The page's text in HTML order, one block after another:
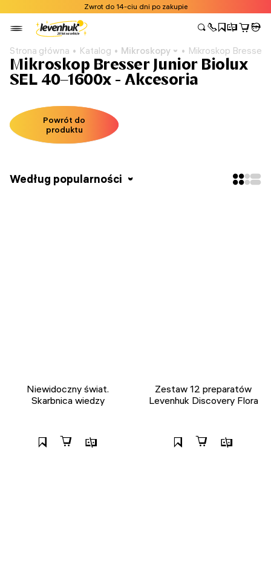
Zwrot do 14-ciu dni po zakupie
Strona główna Katalog Mikroskopy Mikroskop Bresser
Mikroskop Bresser Junior Biolux
SEL 40–1600x - Akcesoria
Powrót do
produktu
Według popularności
Niewidoczny świat.
Skarbnica wiedzy
Zestaw 12 preparatów
Levenhuk Discovery Flora